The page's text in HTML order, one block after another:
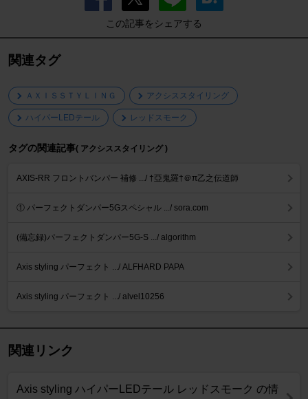
この記事をシェアする
関連タグ
ＡＸＩＳＳＴＹＬＩＮＧ アクシススタイリング
ハイパーLEDテール レッドスモーク
タグの関連記事( アクシススタイリング )
AXIS-RR フロントバンパー 補修 .../ †亞鬼羅†＠π乙之伝道師
① パーフェクトダンパー5Gスペシャル .../ sora.com
(備忘録)パーフェクトダンパー5G-S .../ algorithm
Axis styling パーフェクト .../ ALFHARD PAPA
Axis styling パーフェクト .../ alvel10256
関連リンク
Axis styling ハイパーLEDテール レッドスモーク の情